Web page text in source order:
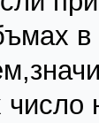
в